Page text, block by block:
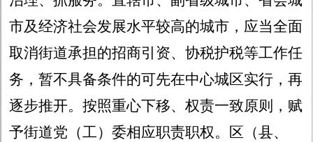
市及经济社会发展水平较高的城市，应当全面
取消街道承担的招商引资、协税护税等工作任
务，暂不具备条件的可先在中心城区实行，再
逐步推开。按照重心下移、权责一致原则，赋
予街道党（工）委相应职责职权。区（县、